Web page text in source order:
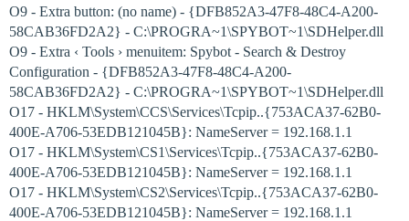
O9 - Extra button: (no name) - {DFB852A3-47F8-48C4-A200-
58CAB36FD2A2} - C:\PROGRA~1\SPYBOT~1\SDHelper.dll
O9 - Extra ‹ Tools › menuitem: Spybot - Search & Destroy
Configuration - {DFB852A3-47F8-48C4-A200-
58CAB36FD2A2} - C:\PROGRA~1\SPYBOT~1\SDHelper.dll
O17 - HKLM\System\CCS\Services\Tcpip..{753ACA37-62B0-
400E-A706-53EDB121045B}: NameServer = 192.168.1.1
O17 - HKLM\System\CS1\Services\Tcpip..{753ACA37-62B0-
400E-A706-53EDB121045B}: NameServer = 192.168.1.1
O17 - HKLM\System\CS2\Services\Tcpip..{753ACA37-62B0-
400E-A706-53EDB121045B}: NameServer = 192.168.1.1